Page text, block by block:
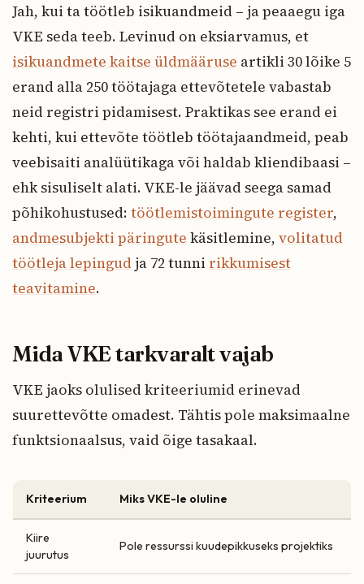
Jah, kui ta töötleb isikuandmeid – ja peaaegu iga
VKE seda teeb. Levinud on eksiarvamus, et
isikuandmete kaitse üldmääruse artikli 30 lõike 5
erand alla 250 töötajaga ettevõtetele vabastab
neid registri pidamisest. Praktikas see erand ei
kehti, kui ettevõte töötleb töötajaandmeid, peab
veebisaiti analüütikaga või haldab kliendibaasi –
ehk sisuliselt alati. VKE-le jäävad seega samad
põhikohustused: töötlemistoimingute register,
andmesubjekti päringute käsitlemine, volitatud
töötleja lepingud ja 72 tunni rikkumisest
teavitamine.
Mida VKE tarkvaralt vajab
VKE jaoks olulised kriteeriumid erinevad
suurettevõtte omadest. Tähtis pole maksimaalne
funktsionaalsus, vaid õige tasakaal.
Kriteerium Miks VKE-le oluline
Kiire
juurutus
Pole ressurssi kuudepikkuseks projektiks